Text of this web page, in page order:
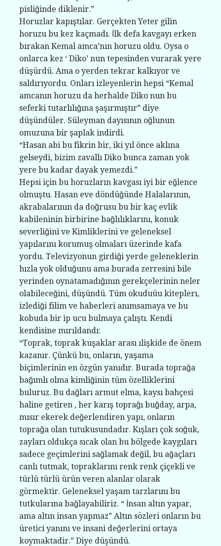
pisliğinde diklenir.”
Horuzlar kapıştılar. Gerçekten Yeter gilin
horuzu bu kez kaçmadı. İlk defa kavgayı erken
bırakan Kemal amca’nın horuzu oldu. Oysa o
onlarca kez ‘ Diko’ nun tepesinden vurarak yere
düşürdü. Ama o yerden tekrar kalkıyor ve
saldırıyordu. Onları izleyenlerin hepsi “Kemal
amcanın horuzu da herhalde Diko nun bu
seferki tutarlılığına şaşırmıştır” diye
düşündüler. Süleyman dayısının oğlunun
omuzuna bir şaplak indirdi.
“Hasan abi bu fikrin bir, iki yıl önce aklına
gelseydi, bizim zavallı Diko bunca zaman yok
yere bu kadar dayak yemezdi.”
Hepsi için bu horuzların kavgası iyi bir eğlence
olmuştu. Hasan eve döndüğünde Halalarının,
akrabalarının da doğrusu bu bir kaç evlik
kabileninin birbirine bağlılıklarını, konuk
severliğini ve Kimliklerini ve geleneksel
yapılarını korumuş olmaları üzerinde kafa
yordu. Televizyonun girdiği yerde geleneklerin
hızla yok olduğunu ama burada zerresini bile
yerinden oynatamadığının gerekçelerinin neler
olabileceğini, düşündü. Tüm okuduüu kiteplerı,
izlediği filim ve haberleri anımsamaya ve bu
kobuda bir ip ucu bulmaya çalıştı. Kendi
kendisine mırıldandı:
“Toprak, toprak kuşaklar arası ılişkide de önem
kazanır. Çünkü bu, onların, yaşama
biçimlerinin en özgün yanıdır. Burada toprağa
bağımlı olma kimliğinin tüm özelliklerini
buluruz. Bu dağları armut elma, kaysı bahçesi
haline getiren , her karış toprağı buğday, arpa,
mısır ekerek değerlendiren yapı, onların
toprağa olan tutukusundadır. Kışları çok soğuk,
zayları oldukça sıcak olan bu bölgede kaygıları
sadece geçimlerini sağlamak değil, bu ağaçları
canlı tutmak, topraklarını renk renk çiçekli ve
türlü türlü ürün veren alanlar olarak
görmektir. Geleneksel yaşam tarzlarını bu
tutkularına bağlayabiliriz. “ İnsan altın yapar,
ama altın insan yapmaz” Altın sözleri onların bu
üretici yanını ve insani değerlerini ortaya
koymaktadir.” Diye düşündü.